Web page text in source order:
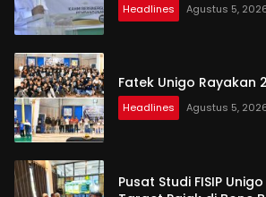
Headlines Agustus 5,
Fatek Unigo Rayakan
Headlines Agustus 5,
Pusat Studi FISIP